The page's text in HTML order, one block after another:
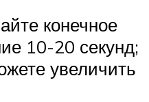
конечное
10-20 секунд;
увеличить